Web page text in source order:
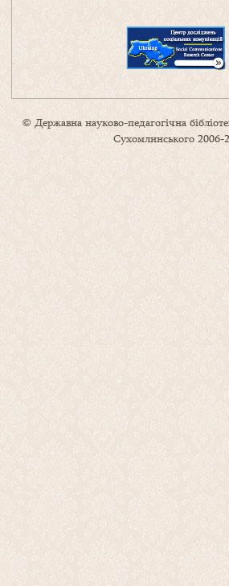
© Державна науково-педагогічна
Сухомлинського 2006-